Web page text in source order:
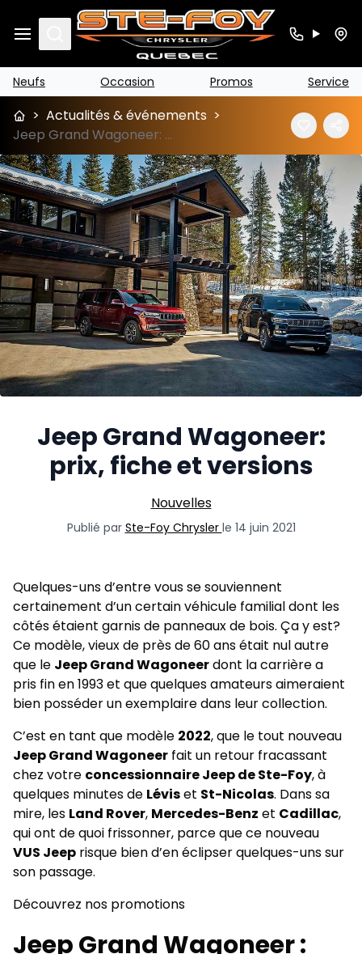
Search
Neufs Occasion Promos Service
> Actualités & événements >
Jeep Grand Wagoneer: prix, fiche et versions
Jeep Grand Wagoneer:
prix, fiche et versions
Nouvelles
Publié par Ste-Foy Chrysler le 14 juin 2021
Quelques-uns d’entre vous se souviennent
certainement d’un certain véhicule familial dont les
côtés étaient garnis de panneaux de bois. Ça y est?
Ce modèle, vieux de près de 60 ans était nul autre
que le Jeep Grand Wagoneerdont la carrière a
pris fin en 1993 et que quelques amateurs aimeraient
bien posséder un exemplaire dans leur collection.
C’est en tant que modèle 2022, que le tout nouveau
Jeep Grand Wagoneer fait un retour fracassant
chez votre concessionnaire Jeep de Ste-Foy, à
quelques minutes de Léviset St-Nicolas. Dans sa
mire, les Land Rover, Mercedes-Benz et Cadillac,
qui ont de quoi frissonner, parce que ce nouveau
VUS Jeep risque bien d’en éclipser quelques-uns sur
son passage.
Découvrez nos promotions
Jeep Grand Wagoneer :